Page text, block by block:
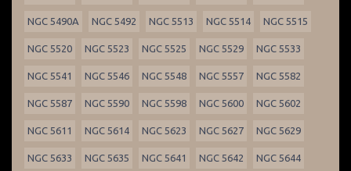
NGC 5490A NGC 5492 NGC 5513 NGC 5514 NGC 5515
NGC 5520 NGC 5523 NGC 5525 NGC 5529 NGC 5533
NGC 5541 NGC 5546 NGC 5548 NGC 5557 NGC 5582
NGC 5587 NGC 5590 NGC 5598 NGC 5600 NGC 5602
NGC 5611 NGC 5614 NGC 5623 NGC 5627 NGC 5629
NGC 5633 NGC 5635 NGC 5641 NGC 5642 NGC 5644